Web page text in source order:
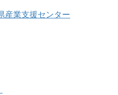
産業支援センター